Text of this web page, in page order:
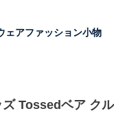
ェアファッション小物
Tossedベア ク